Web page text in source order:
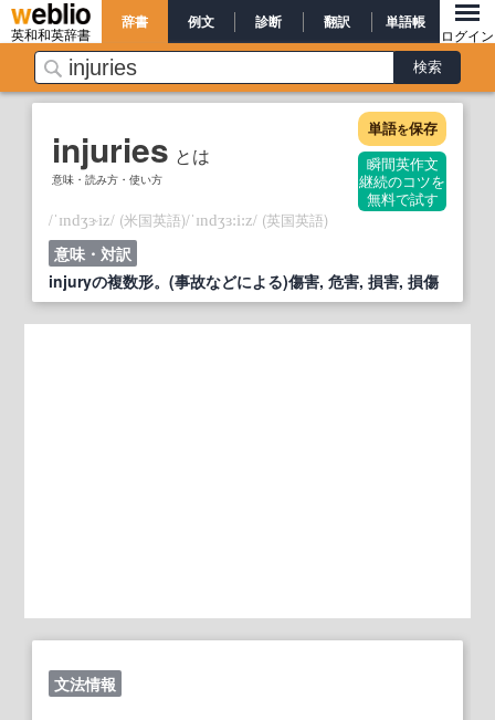
英和和英辞書
辞書 例文 診断 翻訳 単語帳
ログイン
injuries とは
意味・読み方・使い方
単語を保存
瞬間英作文
継続のコツを
無料で試す
/ˈɪndʒɝiz/ (米国英語)/ˈɪndʒɜ:i:z/ (英国英語)
意味・対訳
injuryの複数形。(事故などによる)傷害, 危害, 損害, 損傷
文法情報